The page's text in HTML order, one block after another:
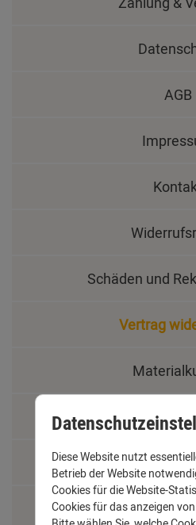
AGB
Schäden und
Vertrag
Jobs
Montage und
Diese Website nutzt
Betrieb der Website
Cookies für die Website-
Cookies für das anzeigen